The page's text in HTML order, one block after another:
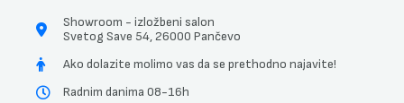
Showroom - izložbeni salon
Svetog Save 54, 26000 Pančevo
Ako dolazite molimo vas da se prethodno najavite!
Radnim danima 08-16h